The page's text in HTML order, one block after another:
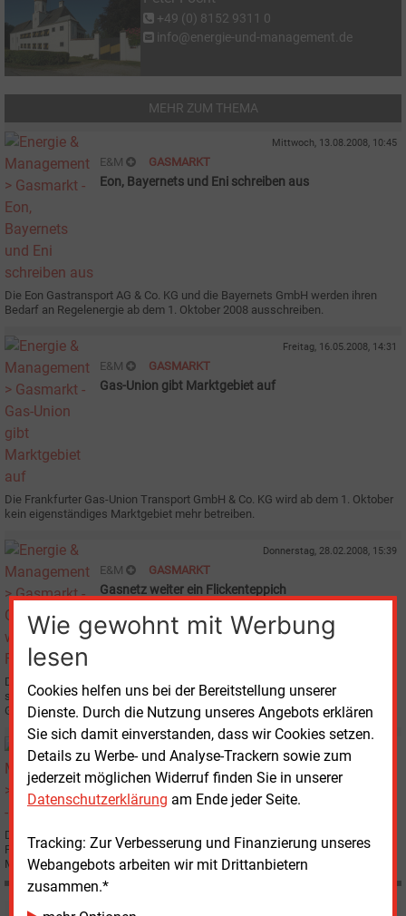
Wie gewohnt mit Werbung
lesen
Cookies helfen uns bei der Bereitstellung unserer
Dienste. Durch die Nutzung unseres Angebots erklären
Sie sich damit einverstanden, dass wir Cookies setzen.
Details zu Werbe- und Analyse-Trackern sowie zum
jederzeit möglichen Widerruf finden Sie in unserer
Datenschutzerklärung am Ende jeder Seite.
Tracking: Zur Verbesserung und Finanzierung unseres
Webangebots arbeiten wir mit Drittanbietern
zusammen.*
+49 (0) 8152 9311 0
info@energie-und-management.de
MEHR ZUM THEMA
Mittwoch, 13.08.2008, 10:45
E&M GASMARKT
Eon, Bayernets und Eni schreiben aus
Die Eon Gastransport AG & Co. KG und die Bayernets GmbH werden ihren
Bedarf an Regelenergie ab dem 1. Oktober 2008 ausschreiben.
Freitag, 16.05.2008, 14:31
E&M GASMARKT
Gas-Union gibt Marktgebiet auf
Die Frankfurter Gas-Union Transport GmbH & Co. KG wird ab dem 1. Oktober
kein eigenständiges Marktgebiet mehr betreiben.
Donnerstag, 28.02.2008, 15:39
E&M GASMARKT
Gasnetz weiter ein Flickenteppich
Die Landkarte der Gasmarktgebiete verändert sich stetig, ihre Anzahl wird
sich nach momentanem Informationsstand zum nächsten
Gaswirtschaftsjahr auf acht verringern.
Dienstag, 5.02.2008, 09:27
WETTBEWERB
Kurth: "Am Gasmarkt einige Jahre verloren"
Die als Regulierungsbehörde gestartete Bundesnetzagentur feiert am 28.
Februar ihren zehnten Geburtstag. Wir sprachen mit dem Präsidenten,
Mathias Kurth, über Erfolge und Ziele der Energieregulierung.